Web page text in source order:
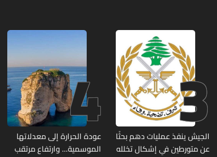
3
الجيش ينفذ عمليات دهم بحثًا
عن متورطين في إشكال تخلله
4
عودة الحرارة إلى معدلاتها
الموسمية... وارتفاع مرتقب